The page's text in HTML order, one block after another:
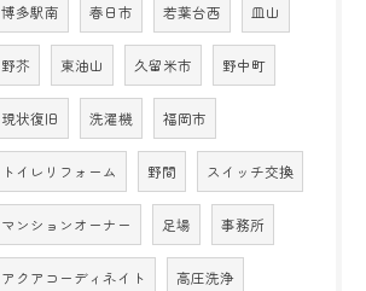
博多駅南 春日市 若葉台西 皿山
野芥 東油山 久留米市 野中町
現状復旧 洗濯機 福岡市
トイレリフォーム 野間 スイッチ交換
マンションオーナー 足場 事務所
アクアコーディネイト 高圧洗浄